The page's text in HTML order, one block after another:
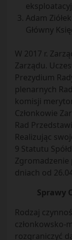
Adam
Główny
W 2017 r.
Zarządu.
Prezydium
plenarnych
komisji
Członkowie
Rad
Realizując
9 Statutu
Zgromadzenie
dniach od
Sprawy
Rodzaj
członkowsko-
rozgraniczyć